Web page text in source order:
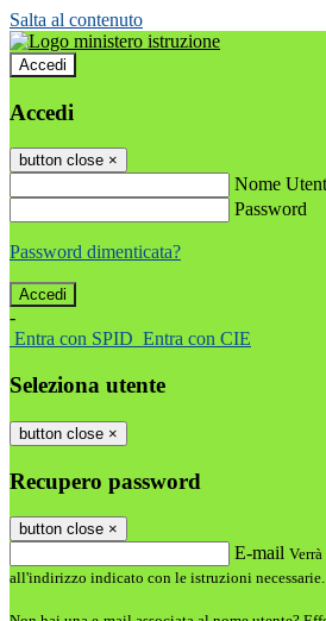
Salta al contenuto
Accedi
Accedi
button close ×
Nome
Password
Password dimenticata?
-
Entra con SPID Entra con CIE
Seleziona utente
button close ×
Recupero password
button close ×
E-mail
all'indirizzo indicato con le istruzioni necessarie.